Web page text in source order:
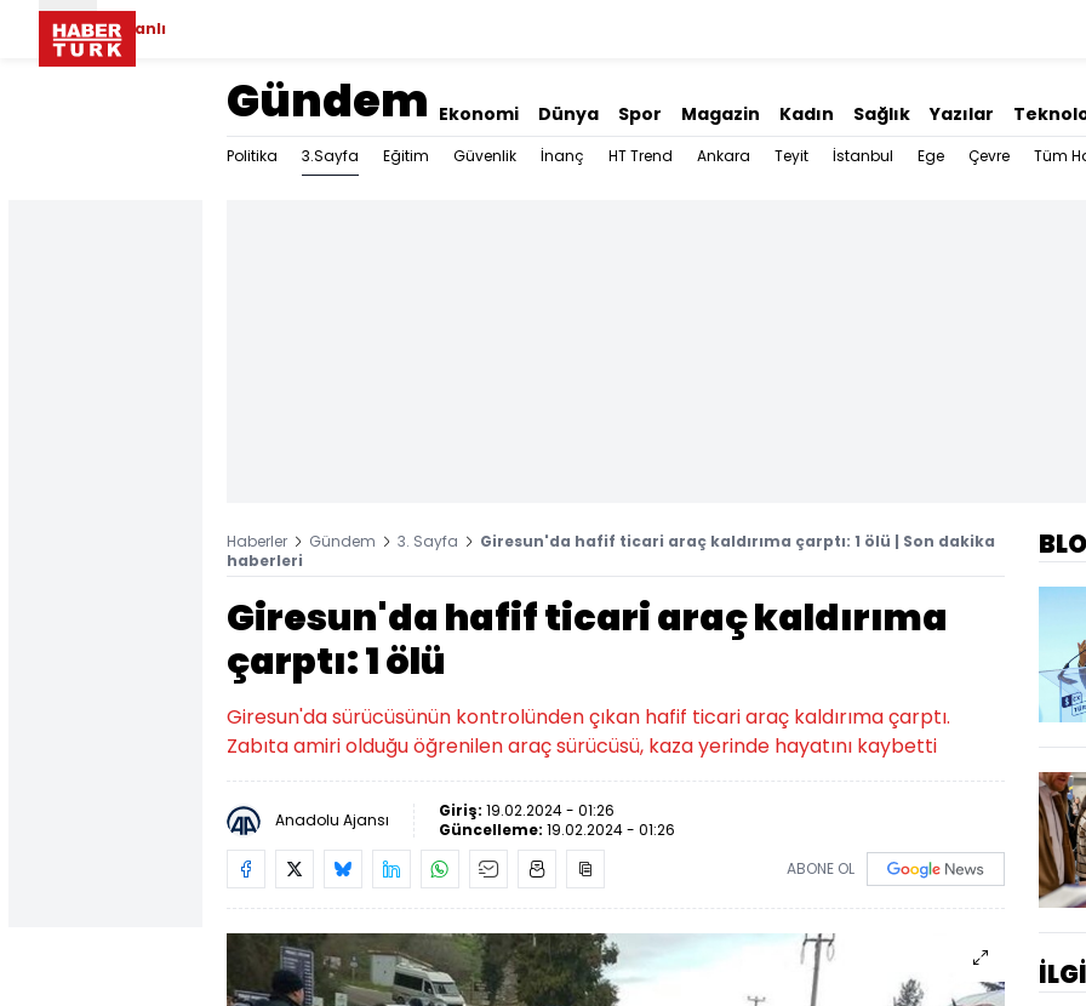
Canlı
Gündem Ekonomi Dünya Spor Magazin Kadın Sağlık Yazılar
Politika 3.Sayfa Eğitim Güvenlik İnanç HT Trend Ankara Teyit İstanbul Ege Çevre Tüm
Haberler Gündem 3. Sayfa
Giresun'da hafif ticari araç kaldırıma çarptı: 1 ölü | Son dakika
haberleri
Giresun'da hafif ticari araç kaldırıma
çarptı: 1 ölü
Giresun'da sürücüsünün kontrolünden çıkan hafif ticari araç kaldırıma çarptı.
Zabıta amiri olduğu öğrenilen araç sürücüsü, kaza yerinde hayatını kaybetti
Anadolu Ajansı Giriş: 19.02.2024 - 01:26
Güncelleme: 19.02.2024 - 01:26
ABONE OL